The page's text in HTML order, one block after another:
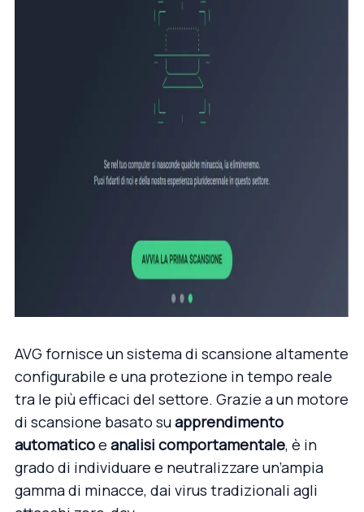
AVG fornisce un sistema di scansione altamente
configurabile e una protezione in tempo reale
tra le più efficaci del settore. Grazie a un motore
di scansione basato suapprendimento
automaticoe analisi comportamentale, è in
grado di individuare e neutralizzare un’ampia
gamma di minacce, dai virus tradizionali agli